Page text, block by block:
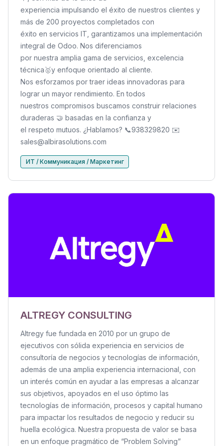
experiencia impulsando el éxito de nuestros clientes y
más de 200 proyectos completados con
éxito en servicios IT, garantizamos una implementación
integral de Odoo. Nos diferenciamos
por nuestra amplia gama de servicios, excelencia
técnica🥇y enfoque orientado al cliente.
Nos esforzamos por traer ideas innovadoras para
lograr un mayor rendimiento. En todos
nuestros compromisos buscamos construir relaciones
duraderas 🤝 basadas en la confianza y
el respeto mutuos. ¿Hablamos? 📞938329820 ✉️
sales@albirasolutions.com
ИТ / Коммуникация / Маркетинг
ALTREGY CONSULTING
Altregy fue fundada en 2010 por un grupo de
ejecutivos con sólida experiencia en servicios de
consultoría de negocios y tecnologías de información,
además de una amplia experiencia internacional, con
un interés común en ayudar a las empresas a alcanzar
sus objetivos, apoyados en el uso óptimo las
tecnologías de información, procesos y capital humano
para impactar los resultados de negocio y reducir su
huella ecológica. Nuestra propuesta de valor se basa
en un enfoque pragmático de “Problem Solving”